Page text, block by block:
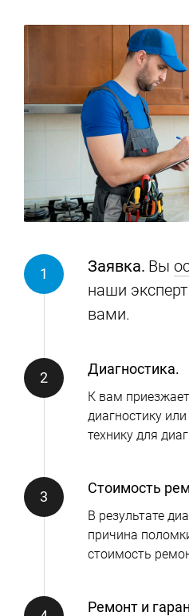
Заявка. Вы
наши
вами.
Диагностика.
К вам
диагностику
технику для
Стоимость
В результате
причина
стоимость
Ремонт и